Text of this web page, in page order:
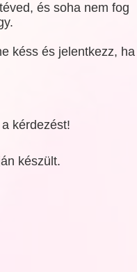
és soha nem fog
késs és jelentkezz, ha
kérdezést!
készült.